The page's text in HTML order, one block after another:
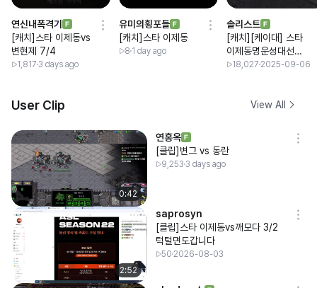
연신내폭격기
[캐치]스타 이제동vs
변현제 7/4
1,817 3 days ago
유미의횡포들
[캐치]스타 이제동
8 1 day ago
솔리스트
[캐치][케이대] 스타
이제동명운성대선재
vs태양영진도멘홍구
18,027 2025-09-06
User Clip View All
0:42
연홍옥
[클립]변그 vs 동란
9,253 3 days ago
2:52
saprosyn
[클립]스타 이제동vs깨모다 3/2
턱털면도갑니다
50 2026-08-03